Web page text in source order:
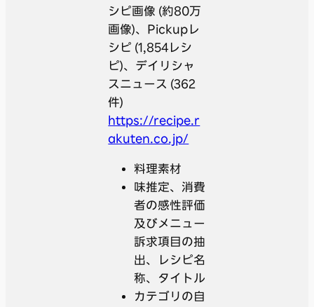
シピ画像 (約80万
画像)、Pickupレ
シピ (1,854レシ
ピ)、デイリシャ
スニュース (362
件)
https://recipe.r
akuten.co.jp/
料理素材
味推定、消費
者の感性評価
及びメニュー
訴求項目の抽
出、レシピ名
称、タイトル
カテゴリの自